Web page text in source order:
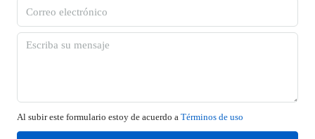
Al subir este formulario estoy de acuerdo a Términos de uso